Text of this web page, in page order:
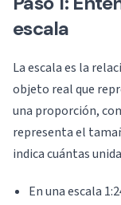
escala
La escala es la
objeto real que
una proporción,
representa el
indica cuántas
En una escala